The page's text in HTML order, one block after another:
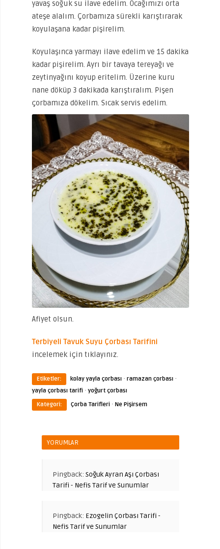
yavaş soğuk su ilave edelim. Ocağımızı orta
ateşe alalım. Çorbamıza sürekli karıştırarak
koyulaşana kadar pişirelim.
Koyulaşınca yarmayı ilave edelim ve 15 dakika
kadar pişirelim. Ayrı bir tavaya tereyağı ve
zeytinyağını koyup eritelim. Üzerine kuru
nane döküp 3 dakikada karıştıralım. Pişen
çorbamıza dökelim. Sıcak servis edelim.
Afiyet olsun.
Terbiyeli Tavuk Suyu Çorbası Tarifini
incelemek için tıklayınız.
Etiketler: kolay yayla çorbası · ramazan çorbası ·
yayla çorbası tarifi · yoğurt çorbası
Kategori:
Çorba Tarifleri · Ne Pişirsem
YORUMLAR
Pingback: Soğuk Ayran Aşı Çorbası
Tarifi - Nefis Tarif ve Sunumlar
Pingback: Ezogelin Çorbası Tarifi -
Nefis Tarif ve Sunumlar